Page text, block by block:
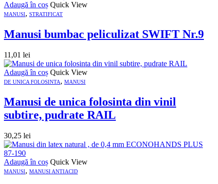
Adaugă în coș Quick View
MANUSI, STRATIFICAT
Manusi bumbac peliculizat SWIFT Nr.9
11,01 lei
Adaugă în coș Quick View
DE UNICA FOLOSINTA, MANUSI
Manusi de unica folosinta din vinil
subtire, pudrate RAIL
30,25 lei
Adaugă în coș Quick View
MANUSI, MANUSI ANTIACID